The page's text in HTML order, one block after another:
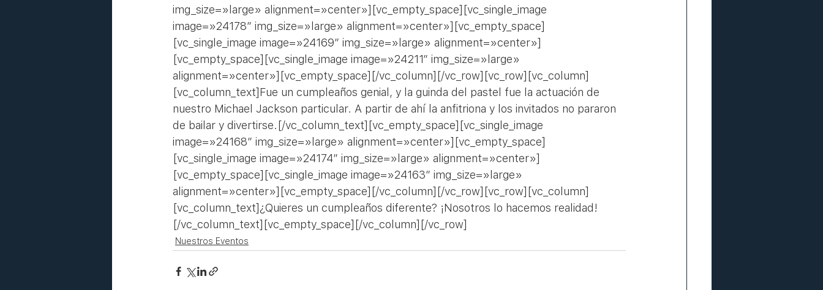
img_size=»large» alignment=»center»][vc_empty_space][vc_single_image
image=»24178″ img_size=»large» alignment=»center»][vc_empty_space]
[vc_single_image image=»24169″ img_size=»large» alignment=»center»]
[vc_empty_space][vc_single_image image=»24211″ img_size=»large»
alignment=»center»][vc_empty_space][/vc_column][/vc_row][vc_row][vc_column]
[vc_column_text]Fue un cumpleaños genial, y la guinda del pastel fue la actuación de
nuestro Michael Jackson particular. A partir de ahí la anfitriona y los invitados no pararon
de bailar y divertirse.[/vc_column_text][vc_empty_space][vc_single_image
image=»24168″ img_size=»large» alignment=»center»][vc_empty_space]
[vc_single_image image=»24174″ img_size=»large» alignment=»center»]
[vc_empty_space][vc_single_image image=»24163″ img_size=»large»
alignment=»center»][vc_empty_space][/vc_column][/vc_row][vc_row][vc_column]
[vc_column_text]¿Quieres un cumpleaños diferente? ¡Nosotros lo hacemos realidad!
[/vc_column_text][vc_empty_space][/vc_column][/vc_row]
Nuestros Eventos